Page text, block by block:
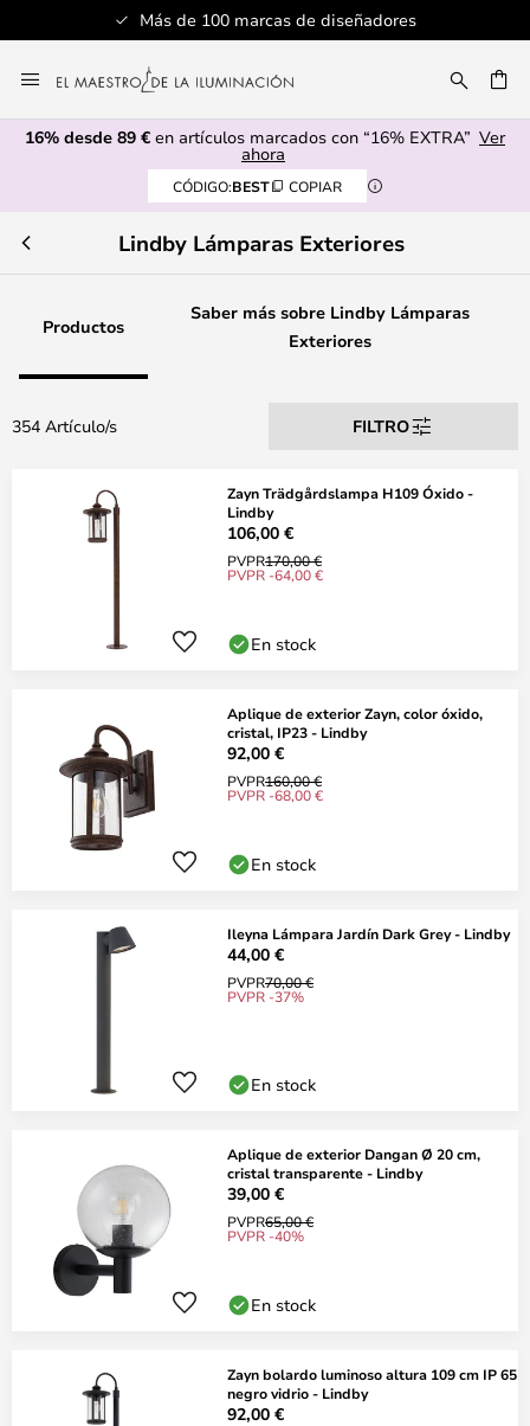
Servicio al cliente profesional
al
contenido
16% desde 89 € en artículos marcados con “16% EXTRA” Ver
ahora
CÓDIGO:BEST COPIAR
Lindby Lámparas Exteriores
Productos
Saber más sobre Lindby Lámparas
Exteriores
354 Artículo/s FILTRO
Zayn Trädgårdslampa H109 Óxido -
Lindby
106,00 €
PVPR170,00 €
PVPR -64,00 €
En stock
Aplique de exterior Zayn, color óxido,
cristal, IP23 - Lindby
92,00 €
PVPR160,00 €
PVPR -68,00 €
En stock
Ileyna Lámpara Jardín Dark Grey - Lindby
44,00 €
PVPR70,00 €
PVPR -37%
En stock
Aplique de exterior Dangan Ø 20 cm,
cristal transparente - Lindby
39,00 €
PVPR65,00 €
PVPR -40%
En stock
Zayn bolardo luminoso altura 109 cm IP 65
negro vidrio - Lindby
92,00 €